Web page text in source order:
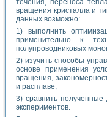
течения, переноса
вращения кристалла и
данных возможно:
1) выполнить
применительно к
полупроводниковых
2) изучить способы
основе применения
вращения,
и расплаве;
3) сравнить
экспериментов.